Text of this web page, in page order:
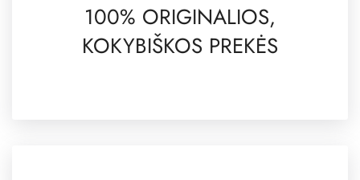
100% ORIGINALIOS,
KOKYBIŠKOS PREKĖS